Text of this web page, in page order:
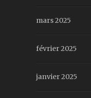
mars 2025
février 2025
janvier 2025